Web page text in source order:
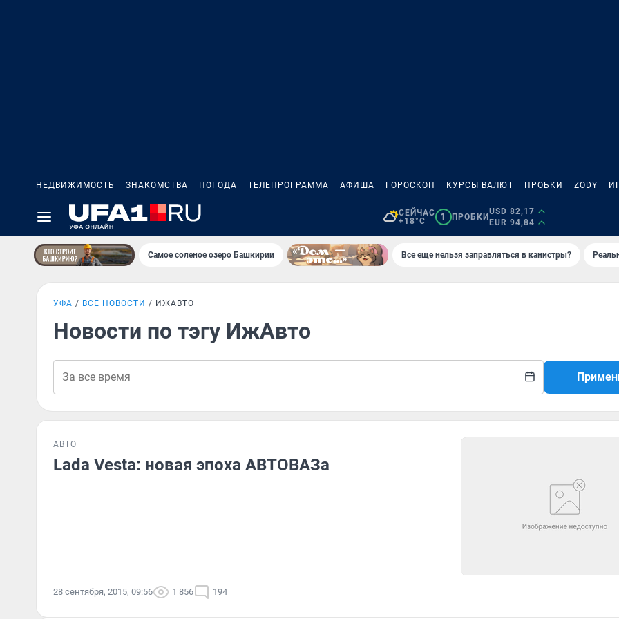
НЕДВИЖИМОСТЬ ЗНАКОМСТВА ПОГОДА ТЕЛЕПРОГРАММА АФИША ГОРОСКОП КУРСЫ ВАЛЮТ ПРОБКИ ZODY
СЕЙЧАС
+18°C
1 ПРОБКИ
USD 82,17
EUR 94,84
Самое соленое озеро Башкирии Все еще нельзя заправляться в канистры?
УФА ВСЕ НОВОСТИ ИЖАВТО
Новости по тэгу ИжАвто
АВТО
Lada Vesta: новая эпоха АВТОВАЗа
28 сентября, 2015, 09:56 1 856 194